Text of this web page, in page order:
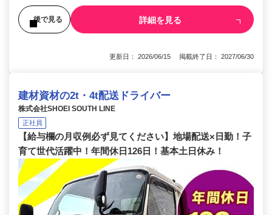
後で見る 詳細を見る
更新日： 2026/06/15 掲載終了日： 2027/06/30
建材資材の2t・4t配送ドライバー
株式会社SHOEI SOUTH LINE
正社員
【給与欄の月収例必ず見てください】地場配送×日勤！子
育て世代活躍中！年間休日126日！基本土日休み！